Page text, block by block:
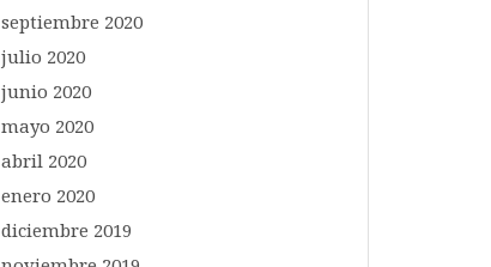
septiembre 2020
julio 2020
junio 2020
mayo 2020
abril 2020
enero 2020
diciembre 2019